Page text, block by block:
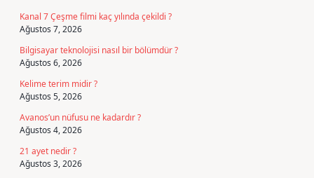
Kanal 7 Çeşme filmi kaç yılında çekildi ?
Ağustos 7, 2026
Bilgisayar teknolojisi nasıl bir bölümdür ?
Ağustos 6, 2026
Kelime terim midir ?
Ağustos 5, 2026
Avanos’un nüfusu ne kadardır ?
Ağustos 4, 2026
21 ayet nedir ?
Ağustos 3, 2026